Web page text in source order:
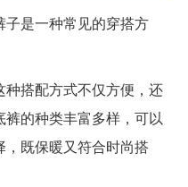
是一种常见的穿搭方
搭配方式不仅方便，还
的种类丰富多样，可以
既保暖又符合时尚搭